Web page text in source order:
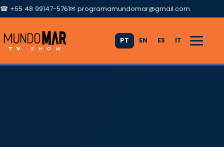
☎ +55 48 99147-5761✉ programamundomar@gmail.com
PT EN ES IT